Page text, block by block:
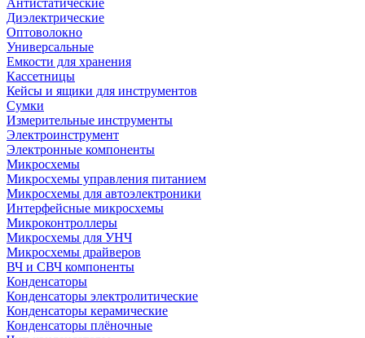
Антистатические
Диэлектрические
Оптоволокно
Универсальные
Емкости для хранения
Кассетницы
Кейсы и ящики для инструментов
Сумки
Измерительные инструменты
Электроинструмент
Электронные компоненты
Микросхемы
Микросхемы управления питанием
Микросхемы для автоэлектроники
Интерфейсные микросхемы
Микроконтроллеры
Микросхемы для УНЧ
Микросхемы драйверов
ВЧ и СВЧ компоненты
Конденсаторы
Конденсаторы электролитические
Конденсаторы керамические
Конденсаторы плёночные